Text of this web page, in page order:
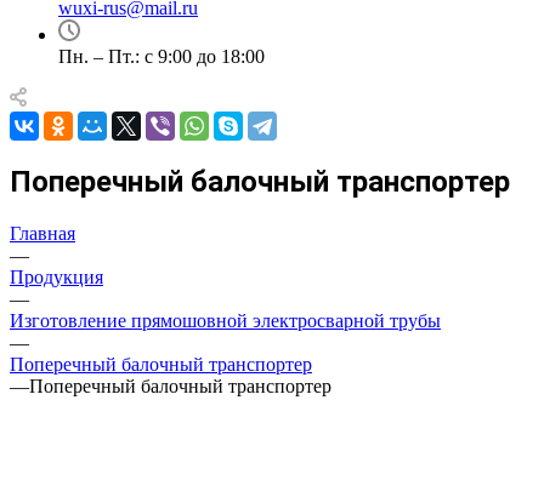
wuxi-rus@mail.ru
Пн. – Пт.: с 9:00 до 18:00
Поперечный балочный транспортер
Главная
—
Продукция
—
Изготовление прямошовной электросварной трубы
—
Поперечный балочный транспортер
—Поперечный балочный транспортер